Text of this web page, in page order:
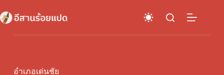
to
content
อำเภอเด่นชัย